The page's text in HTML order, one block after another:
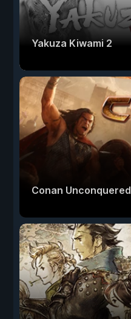
Yakuza Kiwami 2
Conan Unconquered